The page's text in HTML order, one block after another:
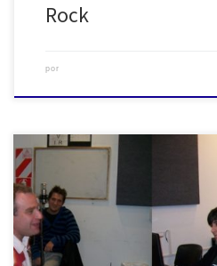
Rock
por
Charla "Desarrollo, Tecnología y
instalaciones de ORION